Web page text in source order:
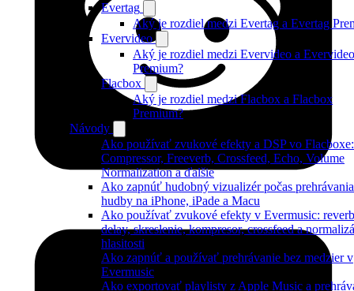
Evertag
Aký je rozdiel medzi Evertag a Evertag
Evervideo
Aký je rozdiel medzi Evervideo a Evervideo
Premium?
Flacbox
Aký je rozdiel medzi Flacbox a Flacbox
Premium?
Návody
Ako používať zvukové efekty a DSP vo Flacboxe:
Compressor, Freeverb, Crossfeed, Echo, Volume
Normalization a ďalšie
Ako zapnúť hudobný vizualizér počas prehrávania
hudby na iPhone, iPade a Macu
Ako používať zvukové efekty v Evermusic:
delay, skreslenie, kompresor, crossfeed a
hlasitosti
Ako zapnúť a používať prehrávanie bez medzier v
Evermusic
Ako exportovať playlisty z Apple Music a